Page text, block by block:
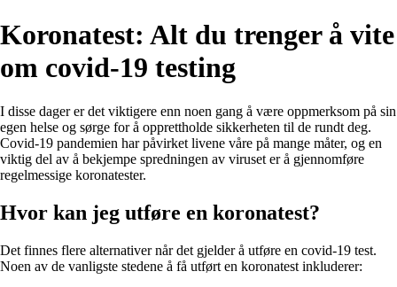
Koronatest: Alt du trenger å vite
om covid-19 testing
I disse dager er det viktigere enn noen gang å være oppmerksom på sin
egen helse og sørge for å opprettholde sikkerheten til de rundt deg.
Covid-19 pandemien har påvirket livene våre på mange måter, og en
viktig del av å bekjempe spredningen av viruset er å gjennomføre
regelmessige koronatester.
Hvor kan jeg utføre en koronatest?
Det finnes flere alternativer når det gjelder å utføre en covid-19 test.
Noen av de vanligste stedene å få utført en koronatest inkluderer: